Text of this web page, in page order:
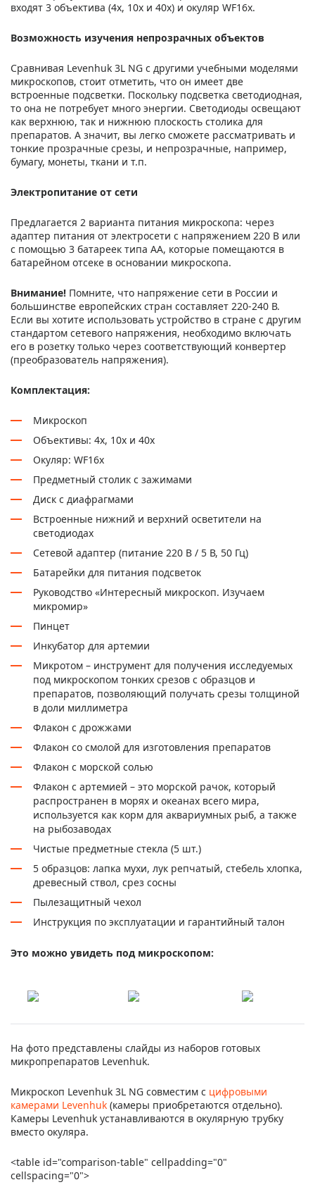
входят 3 объектива (4х, 10х и 40х) и окуляр WF16х.
Возможность изучения непрозрачных объектов
Сравнивая Levenhuk 3L NG с другими учебными моделями
микроскопов, стоит отметить, что он имеет две
встроенные подсветки. Поскольку подсветка светодиодная,
то она не потребует много энергии. Светодиоды освещают
как верхнюю, так и нижнюю плоскость столика для
препаратов. А значит, вы легко сможете рассматривать и
тонкие прозрачные срезы, и непрозрачные, например,
бумагу, монеты, ткани и т.п.
Электропитание от сети
Предлагается 2 варианта питания микроскопа: через
адаптер питания от электросети с напряжением 220 В или
с помощью 3 батареек типа АА, которые помещаются в
батарейном отсеке в основании микроскопа.
Внимание! Помните, что напряжение сети в России и
большинстве европейских стран составляет 220-240 В.
Если вы хотите использовать устройство в стране с другим
стандартом сетевого напряжения, необходимо включать
его в розетку только через соответствующий конвертер
(преобразователь напряжения).
Комплектация:
Микроскоп
Объективы: 4х, 10х и 40х
Окуляр: WF16х
Предметный столик с зажимами
Диск с диафрагмами
Встроенные нижний и верхний осветители на
светодиодах
Сетевой адаптер (питание 220 В / 5 В, 50 Гц)
Батарейки для питания подсветок
Руководство «Интересный микроскоп. Изучаем
микромир»
Пинцет
Инкубатор для артемии
Микротом – инструмент для получения исследуемых
под микроскопом тонких срезов с образцов и
препаратов, позволяющий получать срезы толщиной
в доли миллиметра
Флакон с дрожжами
Флакон со смолой для изготовления препаратов
Флакон с морской солью
Флакон с артемией – это морской рачок, который
распространен в морях и океанах всего мира,
используется как корм для аквариумных рыб, а также
на рыбозаводах
Чистые предметные стекла (5 шт.)
5 образцов: лапка мухи, лук репчатый, стебель хлопка,
древесный ствол, срез сосны
Пылезащитный чехол
Инструкция по эксплуатации и гарантийный талон
Это можно увидеть под микроскопом:
На фото представлены слайды из наборов готовых
микропрепаратов Levenhuk.
Микроскоп Levenhuk 3L NG совместим с цифровыми
камерами Levenhuk (камеры приобретаются отдельно).
Камеры Levenhuk устанавливаются в окулярную трубку
вместо окуляра.
<table id="comparison-table" cellpadding="0"
cellspacing="0">